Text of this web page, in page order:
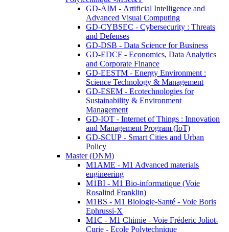
GD-AIM - Artificial Intelligence and
Advanced Visual Computing
GD-CYBSEC - Cybersecurity : Threats
and Defenses
GD-DSB - Data Science for Business
GD-EDCF - Economics, Data Analytics
and Corporate Finance
GD-EESTM - Energy Environment :
Science Technology & Management
GD-ESEM - Ecotechnologies for
Sustainability & Environment
Management
GD-IOT - Internet of Things : Innovation
and Management Program (IoT)
GD-SCUP - Smart Cities and Urban
Policy
Master (DNM)
M1AME - M1 Advanced materials
engineering
M1BI - M1 Bio-informatique (Voie
Rosalind Franklin)
M1BS - M1 Biologie-Santé - Voie Boris
Ephrussi-X
M1C - M1 Chimie - Voie Fréderic Joliot-
Curie - Ecole Polytechnique